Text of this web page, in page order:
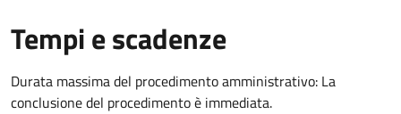
Tempi e scadenze
Durata massima del procedimento amministrativo: La
conclusione del procedimento è immediata.